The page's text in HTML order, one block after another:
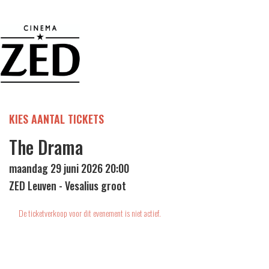
KIES AANTAL TICKETS
The Drama
maandag 29 juni 2026 20:00
ZED Leuven - Vesalius groot
De ticketverkoop voor dit evenement is niet actief.